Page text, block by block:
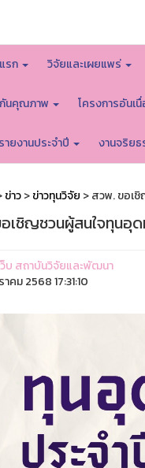
รก วิจัยและเผยแพร่
นคุณภาพ โครงการอันเ
ายงานประจำปี งานจริยธ
ข่าว>ข่าวทุนวิจัย > สวพ. ขอเ
เชิญชวนผู้สนใจทุนอุด
บ สถาบันวิจัยและพัฒนา
คม 2568 17:31:10